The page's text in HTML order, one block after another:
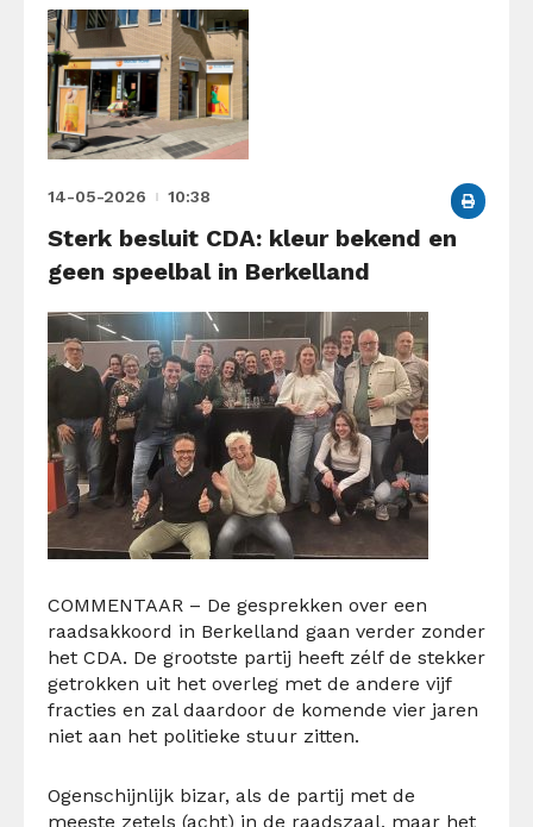
14-05-2026 10:38
Sterk besluit CDA: kleur bekend en
geen speelbal in Berkelland
COMMENTAAR – De gesprekken over een
raadsakkoord in Berkelland gaan verder zonder
het CDA. De grootste partij heeft zélf de stekker
getrokken uit het overleg met de andere vijf
fracties en zal daardoor de komende vier jaren
niet aan het politieke stuur zitten.
Ogenschijnlijk bizar, als de partij met de
meeste zetels (acht) in de raadszaal, maar het